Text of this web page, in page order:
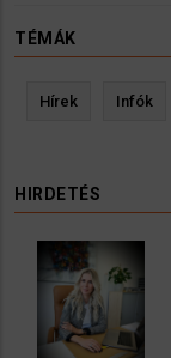
TÉMÁK
Hírek Infók
HIRDETÉS